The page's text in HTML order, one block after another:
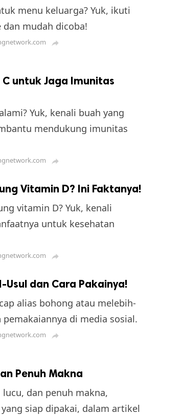
menu keluarga? Yuk, ikuti
mudah dicoba!

untuk Jaga Imunitas
Yuk, kenali buah yang
mendukung imunitas

Vitamin D? Ini Faktanya!
vitamin D? Yuk, kenali
untuk kesehatan

dan Cara Pakainya!
alias bohong atau melebih-
di media sosial.

Penuh Makna
dan penuh makna,
siap dipakai, dalam artikel